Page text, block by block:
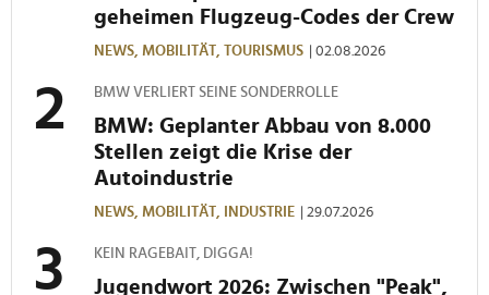
geheimen Flugzeug-Codes der Crew
NEWS, MOBILITÄT, TOURISMUS | 02.08.2026
BMW VERLIERT SEINE SONDERROLLE
BMW: Geplanter Abbau von 8.000
Stellen zeigt die Krise der
Autoindustrie
NEWS, MOBILITÄT, INDUSTRIE | 29.07.2026
KEIN RAGEBAIT, DIGGA!
Jugendwort 2026: Zwischen "Peak",